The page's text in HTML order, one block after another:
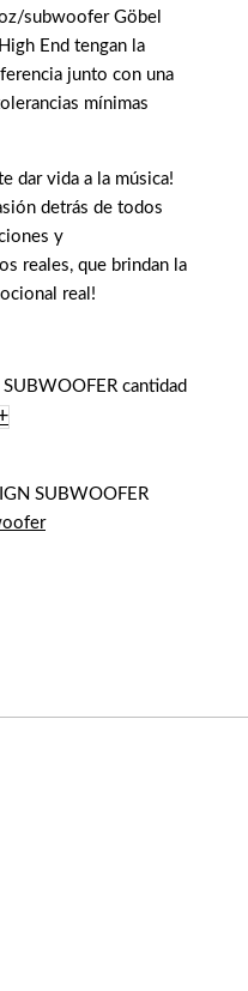
subwoofer Göbel
End tengan la
junto con una
mínimas
dar vida a la música!
detrás de todos
y
reales, que brindan la
real!
cantidad
SUBWOOFER